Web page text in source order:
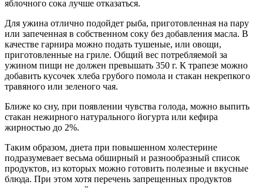
яблочного сока лучше отказаться.
Для ужина отлично подойдет рыба, приготовленная на пару
или запеченная в собственном соку без добавления масла. В
качестве гарнира можно подать тушеные, или овощи,
приготовленные на гриле. Общий вес потребляемой за
ужином пищи не должен превышать 350 г. К трапезе можно
добавить кусочек хлеба грубого помола и стакан некрепкого
травяного или зеленого чая.
Ближе ко сну, при появлении чувства голода, можно выпить
стакан нежирного натурального йогурта или кефира
жирностью до 2%.
Таким образом, диета при повышенном холестерине
подразумевает весьма обширный и разнообразный список
продуктов, из которых можно готовить полезные и вкусные
блюда. При этом хотя перечень запрещенных продуктов